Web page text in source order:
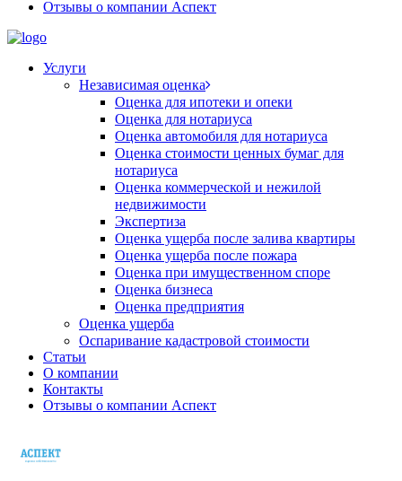
Отзывы о компании Аспект
Услуги
Независимая оценка
Оценка для ипотеки и опеки
Оценка для нотариуса
Оценка автомобиля для нотариуса
Оценка стоимости ценных бумаг для
нотариуса
Оценка коммерческой и нежилой
недвижимости
Экспертиза
Оценка ущерба после залива квартиры
Оценка ущерба после пожара
Оценка при имущественном споре
Оценка бизнеса
Оценка предприятия
Оценка ущерба
Оспаривание кадастровой стоимости
Статьи
О компании
Контакты
Отзывы о компании Аспект